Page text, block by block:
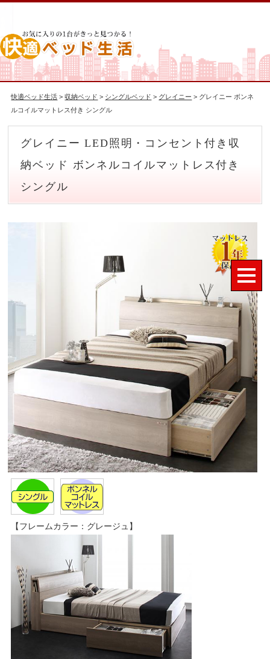
快適ベッド生活 >収納ベッド > シングルベッド > グレイニー > グレイニー ボンネ
ルコイルマットレス付き シングル
グレイニー LED照明・コンセント付き収
納ベッド ボンネルコイルマットレス付き
シングル
【フレームカラー：グレージュ】